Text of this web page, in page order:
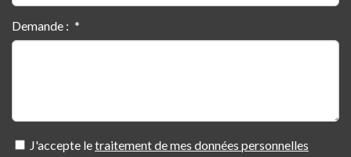
Demande :
J'accepte letraitement de mes données personnelles